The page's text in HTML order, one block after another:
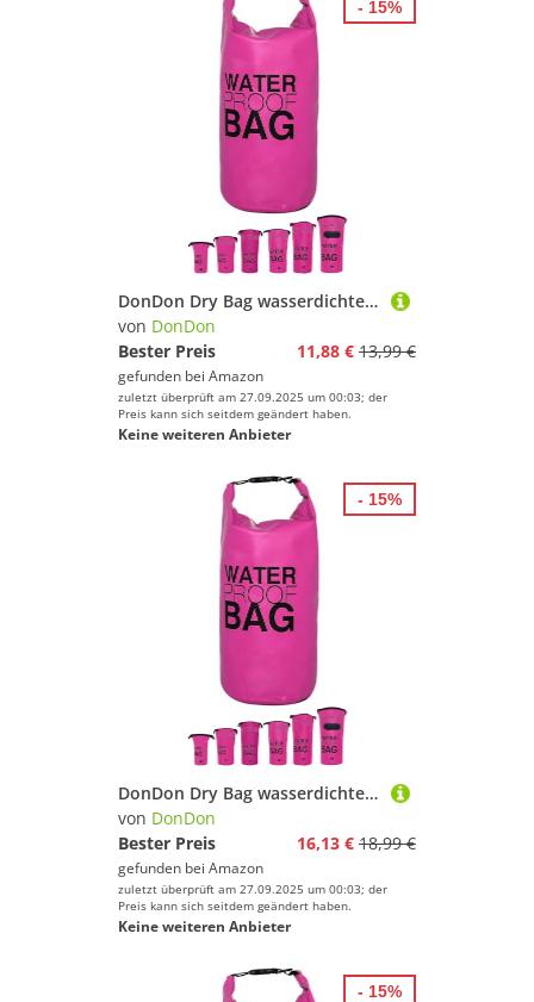
DonDon Dry Bag wasserdichte Tasche 2l, 5l, 10l, 15l, 20l, 30l Pack-Sack Beutel mit Schultergurt - pink 5 Liter
von DonDon
Bester Preis
11,88 € 13,99 €
gefunden bei Amazon
zuletzt überprüft am 27.09.2025 um 00:03; der
Preis kann sich seitdem geändert haben.
Keine weiteren Anbieter
- 15%
DonDon Dry Bag wasserdichte Tasche 2l, 5l, 10l, 15l, 20l, 30l Pack-Sack Beutel mit Schultergurt - pink 20 Liter
von DonDon
Bester Preis
16,13 € 18,99 €
gefunden bei Amazon
zuletzt überprüft am 27.09.2025 um 00:03; der
Preis kann sich seitdem geändert haben.
Keine weiteren Anbieter
- 15%
- 15%